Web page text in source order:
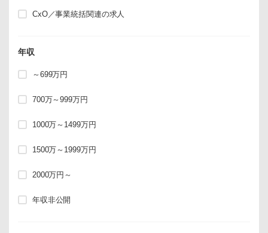
CxO／事業統括関連の求人
年収
～699万円
700万～999万円
1000万～1499万円
1500万～1999万円
2000万円～
年収非公開